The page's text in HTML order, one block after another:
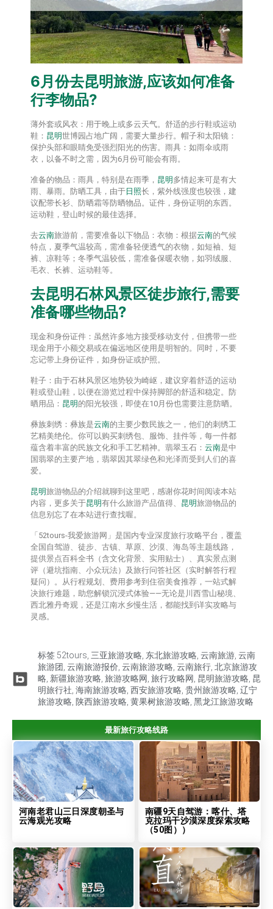
6月份去昆明旅游,应该如何准备
行李物品?
薄外套或风衣：用于晚上或多云天气。舒适的步行鞋或运动
鞋： 昆明世博园占地广阔，需要大量步行。帽子和太阳镜：
保护头部和眼睛免受强烈阳光的伤害。雨具：如雨伞或雨
衣，以备不时之需，因为6月份可能会有雨。
准备的物品：雨具，特别是在雨季， 昆明 多情起来可是有大
雨、暴雨。防晒工具，由于 日照长，紫外线强度也较强，建
议配带长衫、防晒霜等防晒物品。证件，身份证明的东西。
运动鞋，登山时候的最佳选择。
去云南旅游前，需要准备以下物品：衣物：根据云南的气候
特点，夏季气温较高，需准备轻便透气的衣物，如短袖、短
裤、凉鞋等；冬季气温较低，需准备保暖衣物，如羽绒服、
毛衣、长裤、运动鞋等。
去昆明石林风景区徒步旅行,需要
准备哪些物品?
现金和身份证件：虽然许多地方接受移动支付，但携带一些
现金用于小额交易或在偏远地区使用是明智的。同时，不要
忘记带上身份证件，如身份证或护照。
鞋子：由于石林风景区地势较为崎岖，建议穿着舒适的运动
鞋或登山鞋，以便在游览过程中保持脚部的舒适和稳定。防
晒用品： 昆明 的阳光较强，即使在10月份也需要注意防晒。
彝族刺绣：彝族是云南的主要少数民族之一，他们的刺绣工
艺精美绝伦。你可以购买刺绣包、服饰、挂件等，每一件都
蕴含着丰富的民族文化和手工艺精神。翡翠玉石： 云南是中
国翡翠的主要产地，翡翠因其翠绿色和光泽而受到人们的喜
爱。
昆明旅游物品的介绍就聊到这里吧，感谢你花时间阅读本站
内容，更多关于昆明有什么旅游产品值得、 昆明旅游物品的
信息别忘了在本站进行查找喔。
「52tours-我爱旅游网」是国内专业深度旅行攻略平台，覆盖
全国自驾游、徒步、古镇、草原、沙漠、海岛等主题线路，
提供‌景点百科全书‌（含文化背景、实用贴士）、‌真实景点测
评‌（避坑指南、小众玩法）及‌旅行问答社区‌（实时解答行程
疑问）。从行程规划、费用参考到住宿美食推荐，一站式解
决旅行难题，助您解锁沉浸式体验——无论是川西雪山秘境、
西北雅丹奇观，还是江南水乡慢生活，都能找到详实攻略与
灵感。
标签 52tours, 三亚旅游攻略, 东北旅游攻略, 云南旅游, 云南
旅游团, 云南旅游报价, 云南旅游攻略, 云南旅行, 北京旅游攻
略, 新疆旅游攻略, 旅游攻略网, 旅行攻略网, 昆明旅游攻略, 昆
明旅行社, 海南旅游攻略, 西安旅游攻略, 贵州旅游攻略, 辽宁
旅游攻略, 陕西旅游攻略, 黄果树旅游攻略, 黑龙江旅游攻略
最新旅行攻略线路
河南老君山三日深度朝圣与
云海观光攻略
南疆9天自驾游：喀什、塔
克拉玛干沙漠深度探索攻略
（50图））